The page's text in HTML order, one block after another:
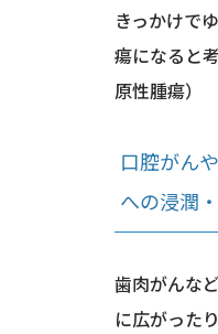
きっかけで
瘍になると
原性腫瘍）
口腔がん
への浸潤
歯肉がんな
に広がった